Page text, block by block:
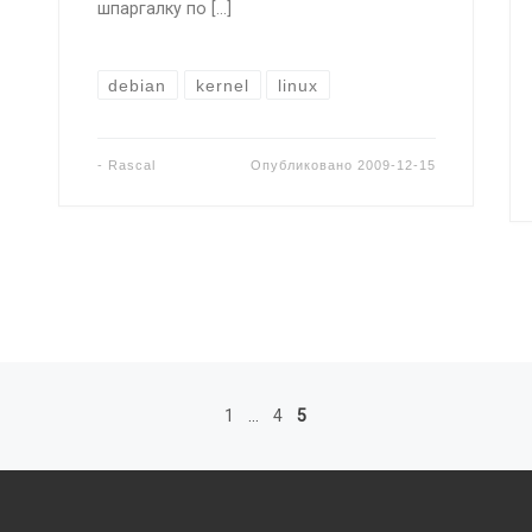
шпаргалку по […]
debian kernel linux
- Rascal Опубликовано 2009-12-15
1 4 5